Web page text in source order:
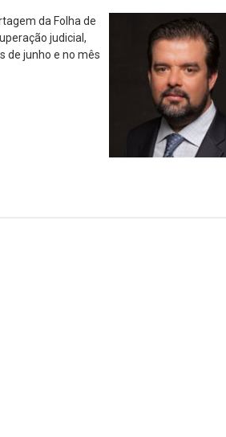
da Folha de
judicial,
de junho e no mês